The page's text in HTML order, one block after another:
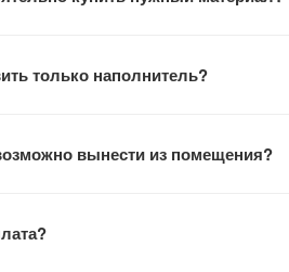
желании самостоятельно купить
только наполнитель?
все виды работ по
вынести из помещения?
вынести из помещения,